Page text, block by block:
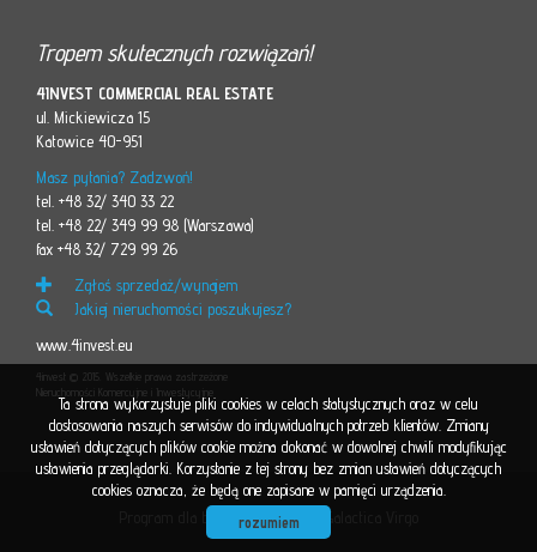
Tropem skutecznych rozwiązań!
4INVEST COMMERCIAL REAL ESTATE
ul. Mickiewicza 15
Katowice 40-951
Masz pytania? Zadzwoń!
tel. +48 32/ 340 33 22
tel. +48 22/ 349 99 98 (Warszawa)
fax +48 32/ 729 99 26
Zgłoś sprzedaż/wynajem
Jakiej nieruchomości poszukujesz?
www.4invest.eu
4invest © 2015. Wszelkie prawa zastrzeżone
Nieruchomości Komercyjne i Inwestycyjne
Program dla biur nieruchomości
Ta strona wykorzystuje pliki cookies w celach statystycznych oraz w celu
dostosowania naszych serwisów do indywidualnych potrzeb klientów. Zmiany
ustawień dotyczących plików cookie można dokonać w dowolnej chwili modyfikując
ustawienia przeglądarki. Korzystanie z tej strony bez zmian ustawień dotyczących
cookies oznacza, że będą one zapisane w pamięci urządzenia.
rozumiem